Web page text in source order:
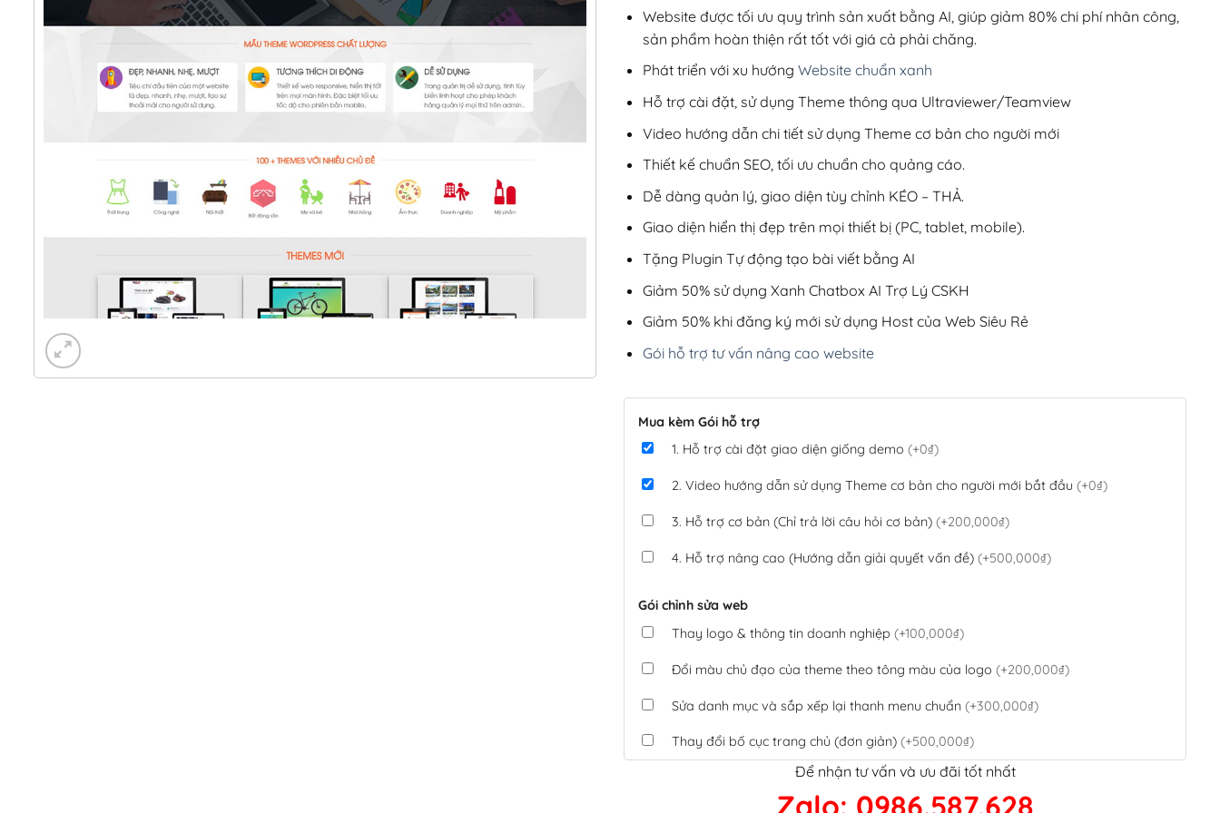
220,000₫.
Website được tối ưu quy trình sản xuất bằng AI, giúp giảm 80% chi phí nhân công,
sản phẩm hoàn thiện rất tốt với giá cả phải chăng.
Phát triển với xu hướng Website chuẩn xanh
Hỗ trợ cài đặt, sử dụng Theme thông qua Ultraviewer/Teamview
Video hướng dẫn chi tiết sử dụng Theme cơ bản cho người mới
Thiết kế chuẩn SEO, tối ưu chuẩn cho quảng cáo.
Dễ dàng quản lý, giao diện tùy chỉnh KÉO – THẢ.
Giao diện hiển thị đẹp trên mọi thiết bị (PC, tablet, mobile).
Tặng Plugin Tự động tạo bài viết bằng AI
Giảm 50% sử dụng Xanh Chatbox AI Trợ Lý CSKH
Giảm 50% khi đăng ký mới sử dụng Host của Web Siêu Rẻ
Gói hỗ trợ tư vấn nâng cao website
Mua kèm Gói hỗ trợ
1. Hỗ trợ cài đặt giao diện giống demo (+0₫)
2. Video hướng dẫn sử dụng Theme cơ bản cho người mới bắt đầu (+0₫)
3. Hỗ trợ cơ bản (Chỉ trả lời câu hỏi cơ bản) (+200,000₫)
4. Hỗ trợ nâng cao (Hướng dẫn giải quyết vấn đề) (+500,000₫)
Gói chỉnh sửa web
Thay logo & thông tin doanh nghiệp (+100,000₫)
Đổi màu chủ đạo của theme theo tông màu của logo (+200,000₫)
Sửa danh mục và sắp xếp lại thanh menu chuẩn (+300,000₫)
Thay đổi bố cục trang chủ (đơn giản) (+500,000₫)
Tích hợp thanh toán QR Code ngân hàng(+100,000₫)
Để nhận tư vấn và ưu đãi tốt nhất
Zalo: 0986.587.628